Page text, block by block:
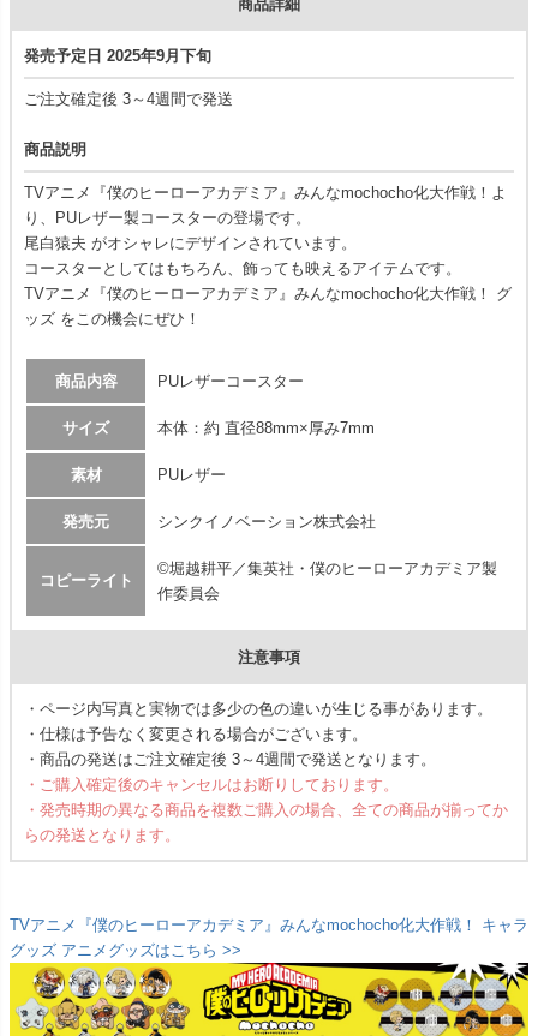
商品詳細
発売予定日 2025年9月下旬
ご注文確定後 3～4週間で発送
商品説明
TVアニメ『僕のヒーローアカデミア』みんなmochocho化大作戦！よ
り、PUレザー製コースターの登場です。
尾白猿夫 がオシャレにデザインされています。
コースターとしてはもちろん、飾っても映えるアイテムです。
TVアニメ『僕のヒーローアカデミア』みんなmochocho化大作戦！ グ
ッズ をこの機会にぜひ！
商品内容 PUレザーコースター
サイズ 本体：約 直径88mm×厚み7mm
素材 PUレザー
発売元 シンクイノベーション株式会社
コピーライト
©堀越耕平／集英社・僕のヒーローアカデミア製
作委員会
注意事項
・ページ内写真と実物では多少の色の違いが生じる事があります。
・仕様は予告なく変更される場合がございます。
・商品の発送はご注文確定後 3～4週間で発送となります。
・ご購入確定後のキャンセルはお断りしております。
・発売時期の異なる商品を複数ご購入の場合、全ての商品が揃ってか
らの発送となります。
TVアニメ『僕のヒーローアカデミア』みんなmochocho化大作戦！ キャラ
グッズ アニメグッズはこちら >>